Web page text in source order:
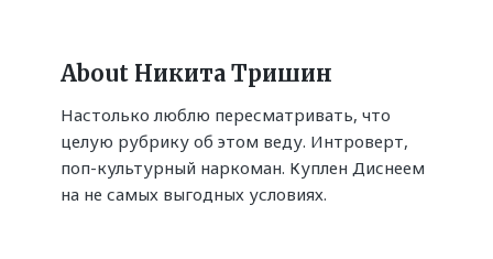
About Никита Тришин
Настолько люблю пересматривать, что
целую рубрику об этом веду. Интроверт,
поп-культурный наркоман. Куплен Диснеем
на не самых выгодных условиях.